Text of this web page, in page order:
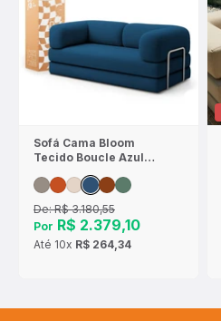
Sofá Cama Bloom
Tecido Boucle Azul
Marinho - Sofá na
Caixa
De:R$ 3.180,55
Por R$ 2.379,10
Até 10x R$ 264,34